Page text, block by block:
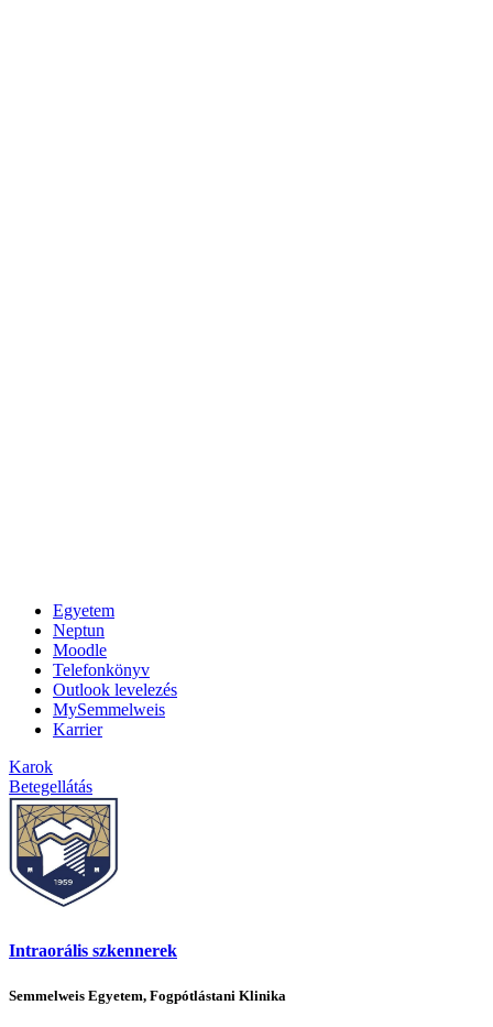
Egyetem
Neptun
Moodle
Telefonkönyv
Outlook levelezés
MySemmelweis
Karrier
Karok
Betegellátás
Intraorális szkennerek
Semmelweis Egyetem, Fogpótlástani Klinika